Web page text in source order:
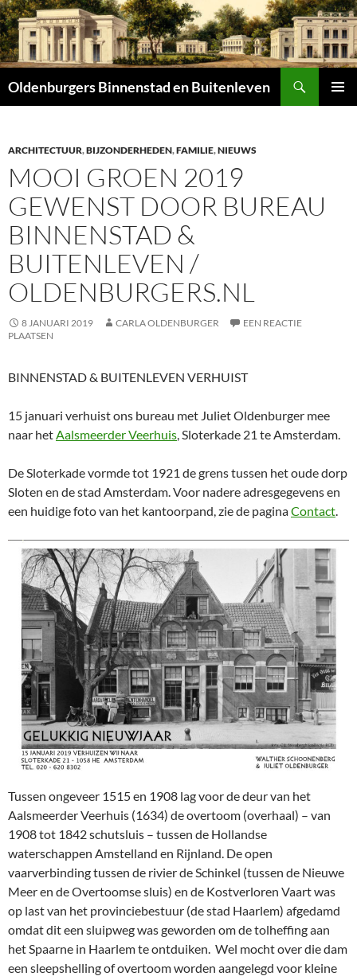
Oldenburgers Binnenstad en Buitenleven
ARCHITECTUUR,BIJZONDERHEDEN,FAMILIE,NIEUWS
MOOI GROEN 2019
GEWENST DOOR BUREAU
BINNENSTAD &
BUITENLEVEN /
OLDENBURGERS.NL
8 JANUARI 2019 CARLA OLDENBURGER
EEN REACTIE
PLAATSEN
BINNENSTAD & BUITENLEVEN VERHUIST
15 januari verhuist ons bureau met Juliet Oldenburger mee
naar hetAalsmeerder Veerhuis, Sloterkade 21 te Amsterdam.
De Sloterkade vormde tot 1921 de grens tussen het oude dorp
Sloten en de stad Amsterdam. Voor nadere adresgegevens en
een huidige foto van het kantoorpand, zie de paginaContact.
Tussen ongeveer 1515 en 1908 lag voor de deur van het
Aalsmeerder Veerhuis (1634) de overtoom (overhaal) – van
1908 tot 1842 schutsluis – tussen de Hollandse
waterschappen Amstelland en Rijnland. De open
vaarverbinding tussen de rivier de Schinkel (tussen de Nieuwe
Meer en de Overtoomse sluis) en de Kostverloren Vaart was
op last van het provinciebestuur (de stad Haarlem) afgedamd
omdat dit een sluipweg was geworden om de tolheffing aan
het Spaarne in Haarlem te ontduiken. Wel mocht over die dam
een sleepshelling of overtoom worden aangelegd voor kleine